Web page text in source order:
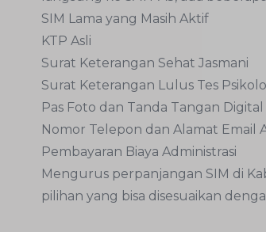
SIM Lama yang Masih Aktif
KTP Asli
Surat Keterangan Sehat Jasmani
Surat Keterangan Lulus Tes
Pas Foto dan Tanda Tangan
Nomor Telepon dan Alamat Email
Pembayaran Biaya Administrasi
Mengurus perpanjangan SIM di
pilihan yang bisa disesuaikan